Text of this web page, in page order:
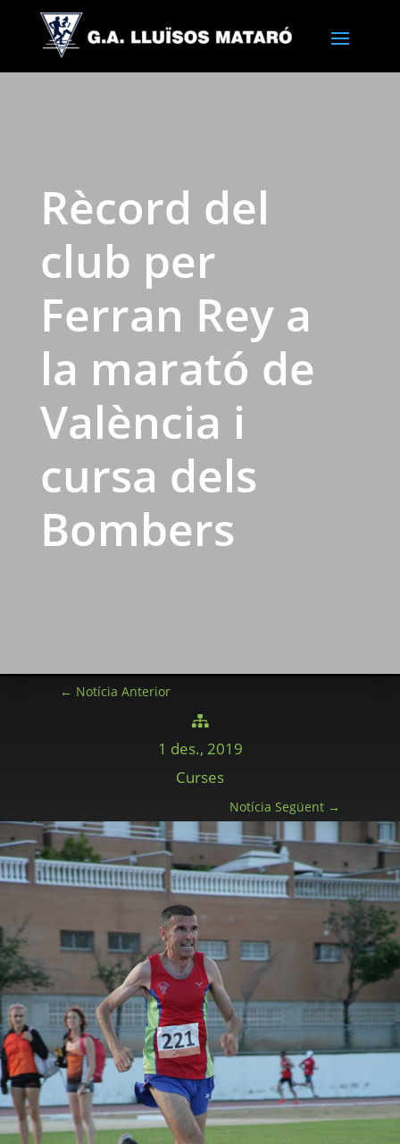
Rècord del
club per
Ferran Rey a
la marató de
València i
cursa dels
Bombers
← Notícia Anterior

1 des., 2019
Curses
Notícia Següent→